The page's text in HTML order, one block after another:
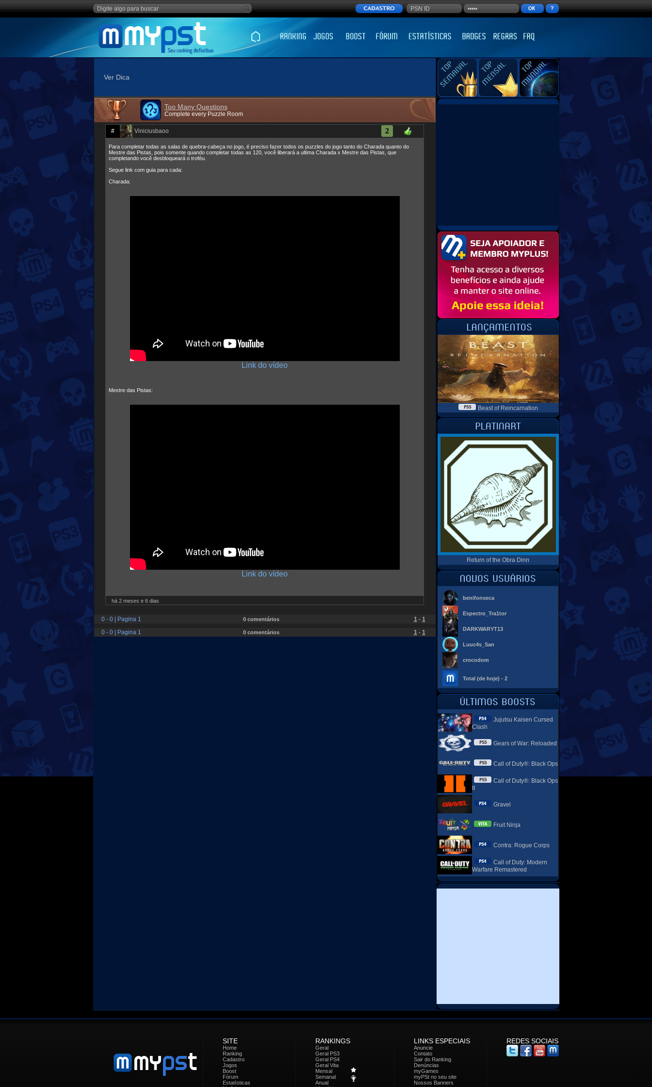
Ver Dica
Too Many Questions
Complete every Puzzle Room
# Viniciusbaoo 2
Para completar todas as salas de quebra-cabeça no jogo, é preciso fazer todos os puzzles do jogo tanto do Charada quanto do
Mestre das Pistas, pois somente quando completar todas as 120, você liberará a ultima Charada x Mestre das Pistas, que
completando você desbloqueará o troféu.
Segue link com guia para cada:
Charada:
Link do vídeo
Mestre das Pistas:
Link do vídeo
há 2 meses e 6 dias
0 - 0 | Pagina 1 0 comentários 1 - 1
0 - 0 | Pagina 1
0 comentários 1 - 1
Beast of Reincarnation
Return of the Obra Dinn
benifonseca
Espectro_Tra1tor
DARKWARYT13
Luuc4s_San
crocodom
Total (de hoje) - 2
Jujutsu Kaisen Cursed
Clash
Gears of War: Reloaded
Call of Duty®: Black Ops
Call of Duty®: Black Ops
Gravel
Fruit Ninja
Contra: Rogue Corps
Call of Duty: Modern
Warfare Remastered
SITE RANKINGS LINKS ESPECIAIS REDES SOCIAIS
Home
Ranking
Cadastro
Jogos
Boost
Fórum
Estatísticas
Geral
Geral PS3
Geral PS4
Geral Vita
Mensal
Semanal
Anual
Anuncie
Contato
Sair do Ranking
Denúncias
myGames
myPSt no seu site
Nossos Banners